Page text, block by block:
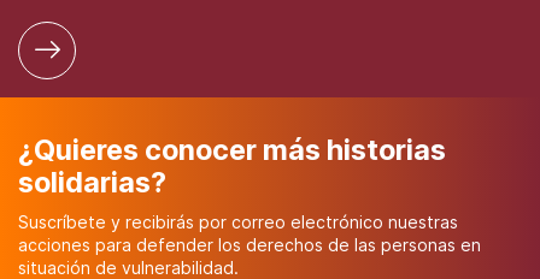
¿Quieres conocer más historias
solidarias?
Suscríbete y recibirás por correo electrónico nuestras
acciones para defender los derechos de las personas en
situación de vulnerabilidad.